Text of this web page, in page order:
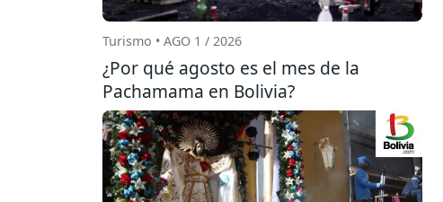
Turismo • AGO 1 / 2026
¿Por qué agosto es el mes de la
Pachamama en Bolivia?